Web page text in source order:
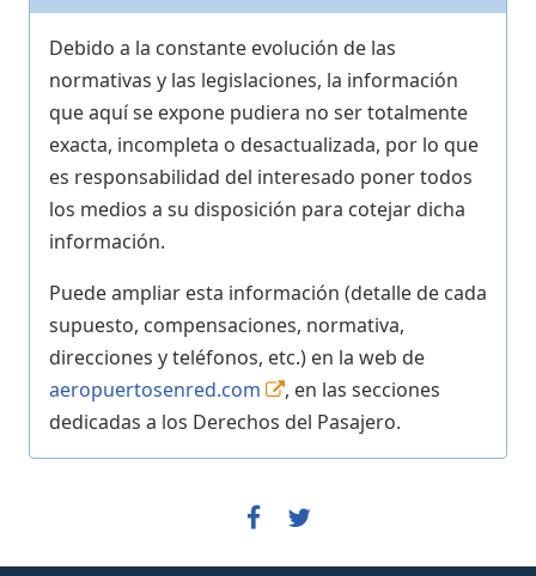
Debido a la constante evolución de las
normativas y las legislaciones, la información
que aquí se expone pudiera no ser totalmente
exacta, incompleta o desactualizada, por lo que
es responsabilidad del interesado poner todos
los medios a su disposición para cotejar dicha
información.
Puede ampliar esta información (detalle de cada
supuesto, compensaciones, normativa,
direcciones y teléfonos, etc.) en la web de
aeropuertosenred.com
, en las secciones
dedicadas a los Derechos del Pasajero.